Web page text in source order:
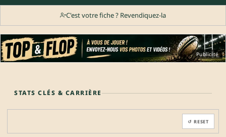
C'est votre fiche ? Revendiquez-la
Publicité
STATS CLÉS & CARRIÈRE
↺ RESET